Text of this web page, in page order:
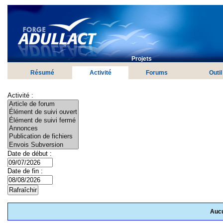
Projets
Résumé Activité Forums
Activité :
Date de début :
Date de fin :